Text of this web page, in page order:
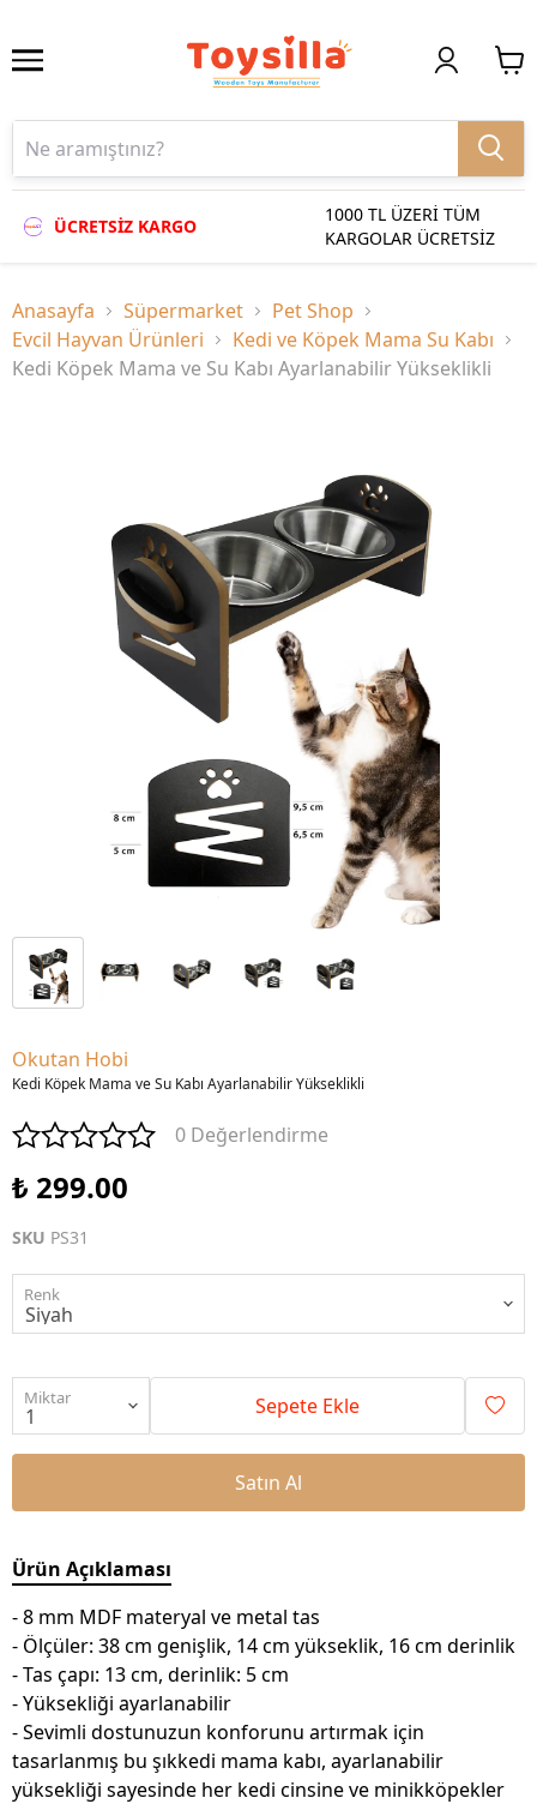
ÜCRETSİZ KARGO
1000 TL ÜZERİ TÜM
KARGOLAR ÜCRETSİZ
Anasayfa Süpermarket
Pet Shop
Evcil Hayvan Ürünleri
Kedi ve Köpek Mama Su Kabı
Kedi Köpek Mama ve Su Kabı Ayarlanabilir Yükseklikli
Okutan Hobi
Kedi Köpek Mama ve Su Kabı Ayarlanabilir Yükseklikli
0 Değerlendirme
₺ 299.00
SKU PS31
Renk
Miktar Sepete Ekle
Satın Al
Ürün Açıklaması
- 8 mm MDF materyal ve metal tas
- Ölçüler: 38 cm genişlik, 14 cm yükseklik, 16 cm derinlik
- Tas çapı: 13 cm, derinlik: 5 cm
- Yüksekliği ayarlanabilir
- Sevimli dostunuzun konforunu artırmak için
tasarlanmış bu şıkkedi mama kabı, ayarlanabilir
yüksekliği sayesinde her kedi cinsine ve minikköpekler